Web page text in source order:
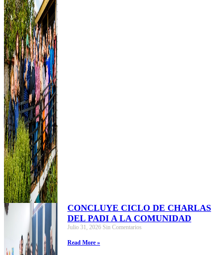
CONCLUYE CICLO DE CHARLAS
DEL PADI A LA COMUNIDAD
Julio 31, 2026 Sin Comentarios
Read More »